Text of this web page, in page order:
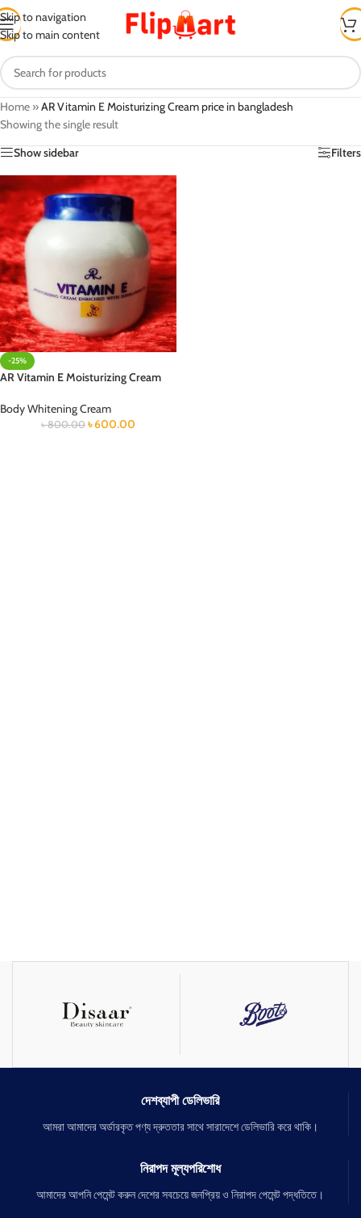
Skip to navigation
Skip to main content
Home »AR Vitamin E Moisturizing Cream price in bangladesh
Showing the single result
Show sidebar
Filters
-25%
AR Vitamin E Moisturizing Cream
Body Whitening Cream
৳800.00 ৳600.00
দেশব্যাপী ডেলিভারি
আমরা আমাদের অর্ডারকৃত পণ্য দ্রুততার সাথে সারাদেশে ডেলিভারি করে থাকি।
নিরাপদ মূল্যপরিশোধ
আমাদের আপনি পেমেন্ট করুন দেশের সবচেয়ে জনপ্রিয় ও নিরাপদ পেমেন্ট পদ্ধতিতে।